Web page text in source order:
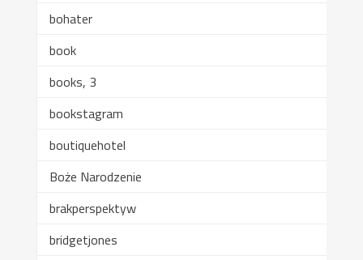
bohater
book
books, 3
bookstagram
boutiquehotel
Boże Narodzenie
brakperspektyw
bridgetjones